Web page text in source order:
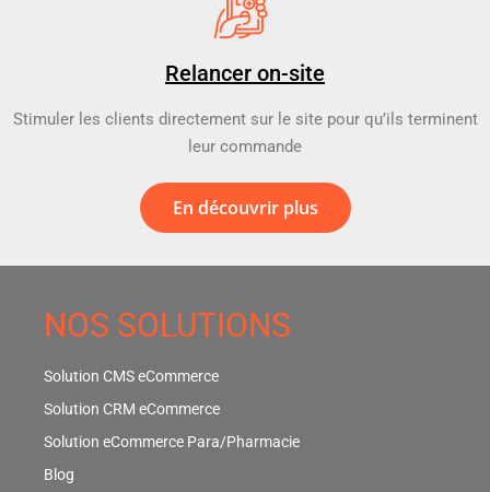
Relancer on-site
Stimuler les clients directement sur le site pour qu’ils terminent
leur commande
En découvrir plus
NOS SOLUTIONS
Solution CMS eCommerce
Solution CRM eCommerce
Solution eCommerce Para/Pharmacie
Blog